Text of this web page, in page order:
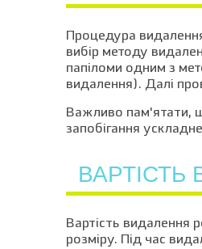
Процедура
вибір методу
папіломи одним з
видалення). Далі
Важливо пам'ятати,
запобігання
Вартість видалення
розміру. Під час